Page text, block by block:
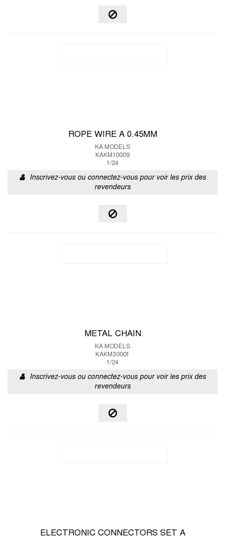
ROPE WIRE A 0.45MM
KA MODELS
KAKM10009
1/24
Inscrivez-vous ou connectez-vous pour voir les prix des
revendeurs
METAL CHAIN
KA MODELS
KAKM30001
1/24
Inscrivez-vous ou connectez-vous pour voir les prix des
revendeurs
ELECTRONIC CONNECTORS SET A